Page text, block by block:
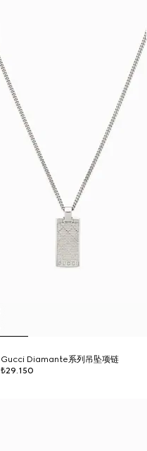
Gucci Diamante系列吊坠项链
₺29.150